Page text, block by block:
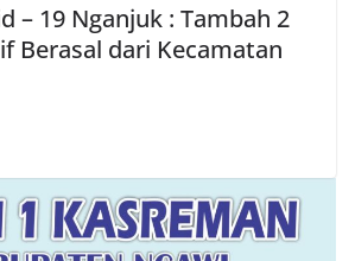
– 19 Nganjuk : Tambah 2
Berasal dari Kecamatan